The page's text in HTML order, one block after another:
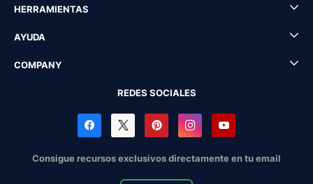
HERRAMIENTAS
AYUDA
COMPANY
REDES SOCIALES
Consigue recursos exclusivos directamente en tu email